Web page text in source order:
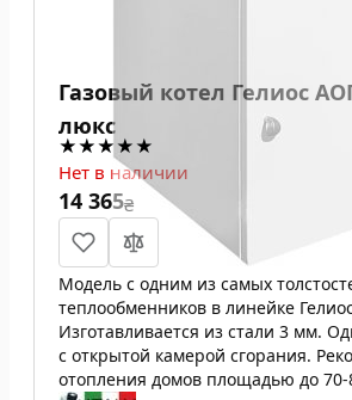
Газовый котел Гелиос
люкс
Нет в наличии
14 365₴
Модель с одним из самых
теплообменников в линейке
Изготавливается из стали 3 мм.
с открытой камерой сгорания.
отопления домов площадью до 70-